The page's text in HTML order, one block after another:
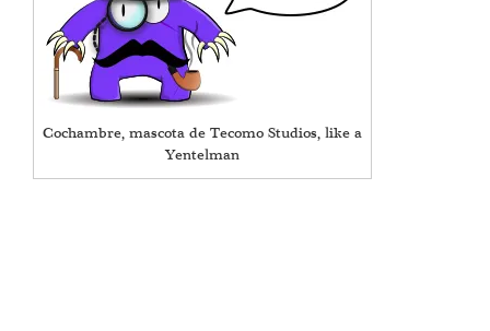
Cochambre, mascota de Tecomo Studios, like a
Yentelman